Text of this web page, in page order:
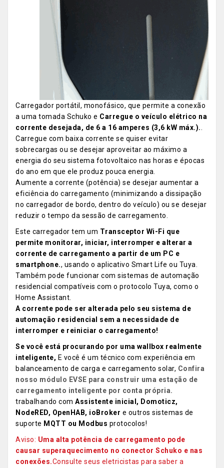
Carregador portátil, monofásico, que permite a conexão
a uma tomada Schuko e Carregue o veículo elétrico na
corrente desejada, de 6 a 16 amperes (3,6 kW máx.).
Carregue com baixa corrente se quiser evitar
sobrecargas ou se desejar aproveitar ao máximo a
energia do seu sistema fotovoltaico nas horas e épocas
do ano em que ele produz pouca energia.
Aumente a corrente (potência) se desejar aumentar a
eficiência do carregamento (minimizando a dissipação
no carregador de bordo, dentro do veículo) ou se desejar
reduzir o tempo da sessão de carregamento.
Este carregador tem um Transceptor Wi-Fi que
permite monitorar, iniciar, interromper e alterar a
corrente de carregamento a partir de um PC e
smartphone., usando o aplicativo Smart Life ou Tuya.
Também pode funcionar com sistemas de automação
residencial compatíveis com o protocolo Tuya, como o
Home Assistant.
A corrente pode ser alterada pelo seu sistema de
automação residencial sem a necessidade de
interromper e reiniciar o carregamento!
Se você está procurando por uma wallbox realmente
inteligente, E você é um técnico com experiência em
balanceamento de carga e carregamento solar, Confira
nosso módulo EVSE para construir uma estação de
carregamento inteligente por conta própria.
trabalhando com Assistente inicial, Domoticz,
NodeRED, OpenHAB, ioBroker e outros sistemas de
suporte MQTT ou Modbus protocolos!
Aviso: Uma alta potência de carregamento pode
causar superaquecimento no conector Schuko e nas
conexões.Consulte seus eletricistas para saber a